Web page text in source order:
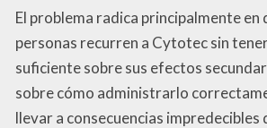
El problema radica principalmente en
personas recurren a Cytotec sin
suficiente sobre sus efectos
sobre cómo administrarlo
llevar a consecuencias impredecibles